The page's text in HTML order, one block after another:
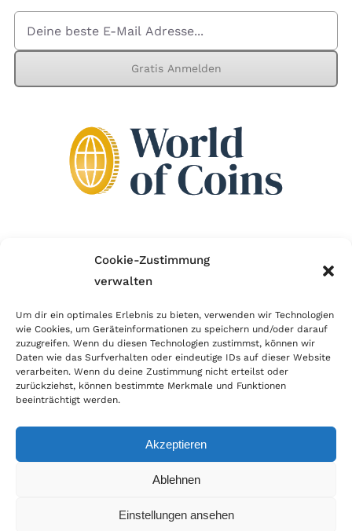
Cookie-Zustimmung
verwalten
Um dir ein optimales Erlebnis zu bieten, verwenden wir Technologien
wie Cookies, um Geräteinformationen zu speichern und/oder darauf
zuzugreifen. Wenn du diesen Technologien zustimmst, können wir
Daten wie das Surfverhalten oder eindeutige IDs auf dieser Website
verarbeiten. Wenn du deine Zustimmung nicht erteilst oder
zurückziehst, können bestimmte Merkmale und Funktionen
beeinträchtigt werden.
Akzeptieren
Ablehnen
Einstellungen ansehen
Mein Konto
Warenkorb
Gratis Anmelden
Wir sind Mitglied im Händlerbund!
erfolgreichen E-Commerce ein. Auch wir sind wie
viele Onlineshops im Netz Mitglied im Händlerbund
und unterstützen fairen Onlinehandel.
© Copyright 2026 | World of Coins |Impressum|Datenschutz|Cookie
|Zahlung & Versand